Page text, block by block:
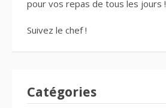
pour vos repas de tous les jours !
Suivez le chef !
Catégories